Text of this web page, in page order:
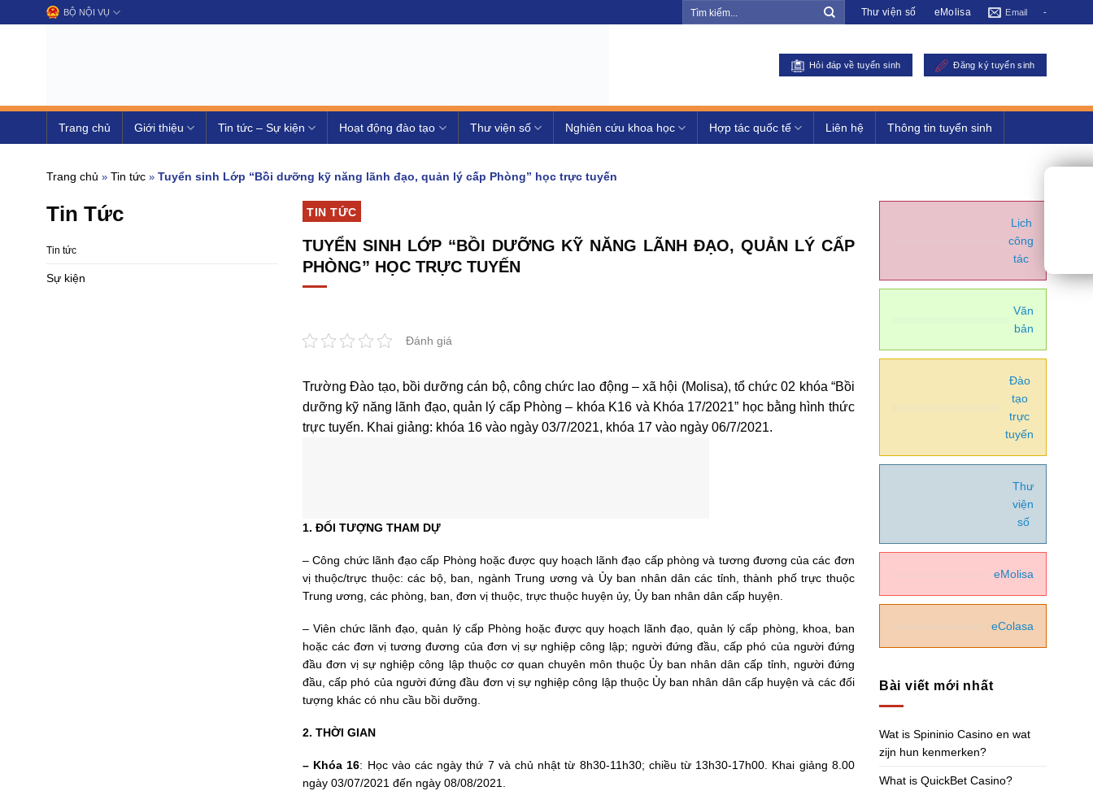
đến
BỘ NỘI VỤ Thư viện số eMolisa Email -
Hỏi đáp về tuyển sinh Đăng ký tuyển sinh
Trang chủ Giới thiệu Tin tức – Sự kiện Hoạt động đào tạo Thư viện số Nghiên cứu khoa học Hợp tác quốc tế Liên hệ Thông tin tuyển sinh
Trang chủ » Tin tức » Tuyển sinh Lớp “Bồi dưỡng kỹ năng lãnh đạo, quản lý cấp Phòng” học trực tuyến
Tin Tức
Tin tức
Sự kiện
TIN TỨC
TUYỂN SINH LỚP “BỒI DƯỠNG KỸ NĂNG LÃNH ĐẠO, QUẢN LÝ CẤP
PHÒNG” HỌC TRỰC TUYẾN
Đánh giá
Trường Đào tạo, bồi dưỡng cán bộ, công chức lao động – xã hội (Molisa), tổ chức 02 khóa “Bồi
dưỡng kỹ năng lãnh đạo, quản lý cấp Phòng – khóa K16 và Khóa 17/2021” học bằng hình thức
trực tuyến. Khai giảng: khóa 16 vào ngày 03/7/2021, khóa 17 vào ngày 06/7/2021.
1. ĐỐI TƯỢNG THAM DỰ
– Công chức lãnh đạo cấp Phòng hoặc được quy hoạch lãnh đạo cấp phòng và tương đương của các đơn
vị thuộc/trực thuộc: các bộ, ban, ngành Trung ương và Ủy ban nhân dân các tỉnh, thành phố trực thuộc
Trung ương, các phòng, ban, đơn vị thuộc, trực thuộc huyện ủy, Ủy ban nhân dân cấp huyện.
– Viên chức lãnh đạo, quản lý cấp Phòng hoặc được quy hoạch lãnh đạo, quản lý cấp phòng, khoa, ban
hoặc các đơn vị tương đương của đơn vị sự nghiệp công lập; người đứng đầu, cấp phó của người đứng
đầu đơn vị sự nghiệp công lập thuộc cơ quan chuyên môn thuộc Ủy ban nhân dân cấp tỉnh, người đứng
đầu, cấp phó của người đứng đầu đơn vị sự nghiệp công lập thuộc Ủy ban nhân dân cấp huyện và các đối
tượng khác có nhu cầu bồi dưỡng.
2. THỜI GIAN
– Khóa 16: Học vào các ngày thứ 7 và chủ nhật từ 8h30-11h30; chiều từ 13h30-17h00. Khai giảng 8.00
ngày 03/07/2021 đến ngày 08/08/2021.
Lịch
công
tác
Văn
bản
Đào
tạo
trực
tuyến
Thư
viện
số
eMolisa
eColasa
Bài viết mới nhất
Wat is Spininio Casino en wat
zijn hun kenmerken?
What is QuickBet Casino?